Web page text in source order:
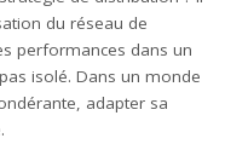
du réseau de
performances dans un
isolé. Dans un monde
adapter sa